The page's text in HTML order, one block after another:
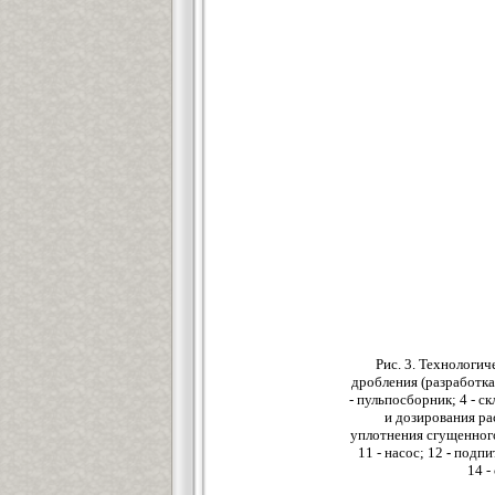
Рис. 3.
дробления
- пульпосборник; 4 -
и дозирования
уплотнения
11 - насос; 12 -
14 -